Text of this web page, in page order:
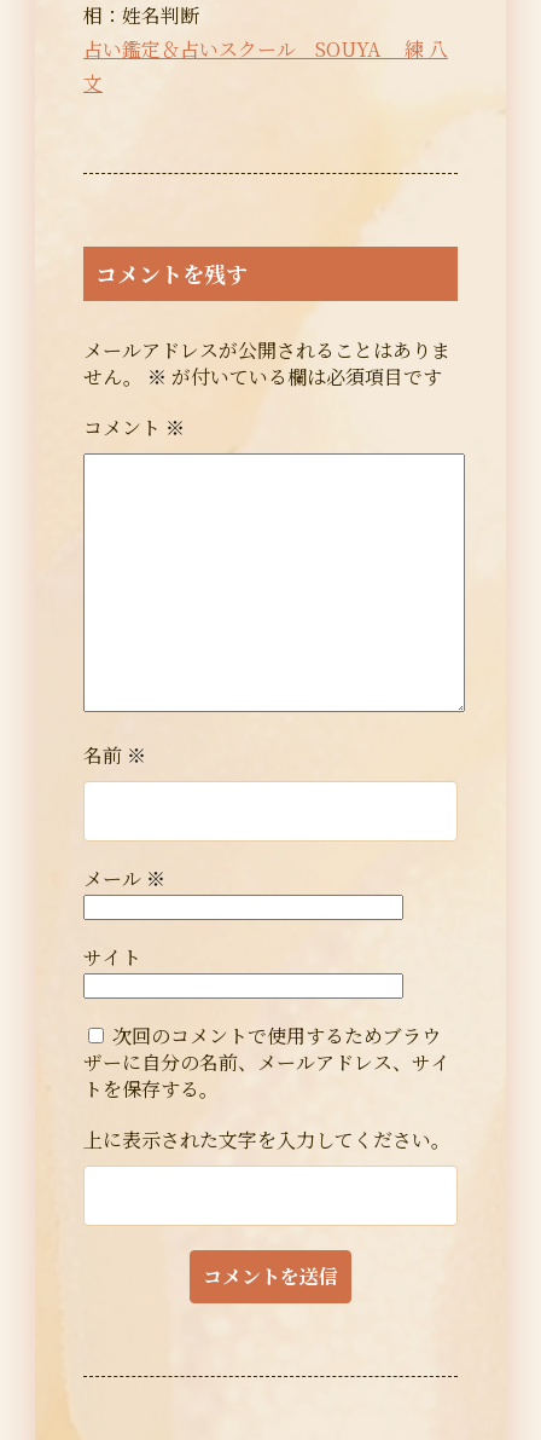
相：姓名判断
占い鑑定＆占いスクール SOUYA 練 八
文
コメントを残す
メールアドレスが公開されることはありま
せん。
※ が付いている欄は必須項目です
コメント ※
名前 ※
メール ※
サイト
次回のコメントで使用するためブラウ
ザーに自分の名前、メールアドレス、サイ
トを保存する。
上に表示された文字を入力してください。